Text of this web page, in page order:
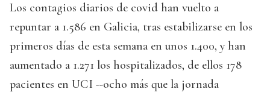
Los contagios diarios de covid han vuelto a
repuntar a 1.586 en Galicia, tras estabilizarse en los
primeros días de esta semana en unos 1.400, y han
aumentado a 1.271 los hospitalizados, de ellos 178
pacientes en UCI --ocho más que la jornada